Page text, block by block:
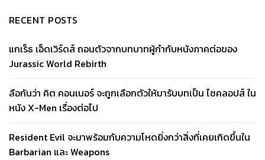
RECENT POSTS
แกเร็ธ เอ็ดเวิร์ดส์ ถอนตัวจากบทบาทผู้กำกับหนังภาคต่อของ
Jurassic World Rebirth
ลือกันว่า คิต คอนเนอร์ จะถูกเลือกตัวให้มารับบทเป็น ไซคลอปส์ ใน
หนัง X-Men เรื่องต่อไป
Resident Evil จะมาพร้อมกับความโหดยิ่งกว่าสิ่งที่เคยเกิดขึ้นใน
Barbarian และ Weapons